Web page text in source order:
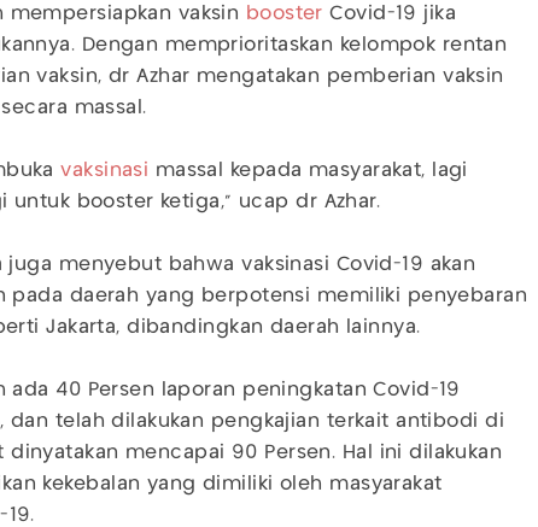
mempersiapkan vaksin booster Covid-19 jika
Dengan memprioritaskan kelompok rentan
vaksin, dr Azhar mengatakan pemberian vaksin
massal.
vaksinasi massal kepada masyarakat, lagi
untuk booster ketiga,” ucap dr Azhar.
juga menyebut bahwa vaksinasi Covid-19 akan
pada daerah yang berpotensi memiliki penyebaran
Jakarta, dibandingkan daerah lainnya.
ada 40 Persen laporan peningkatan Covid-19
dan telah dilakukan pengkajian terkait antibodi di
dinyatakan mencapai 90 Persen. Hal ini dilakukan
kekebalan yang dimiliki oleh masyarakat